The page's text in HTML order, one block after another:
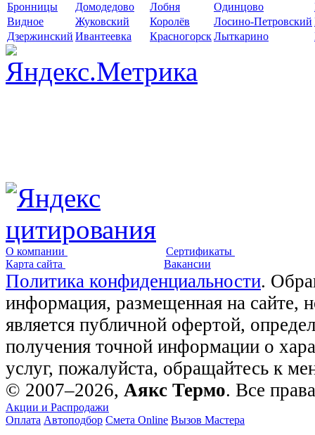
Бронницы
Домодедово Лобня Одинцово
Видное
Жуковский Королёв Лосино-Петровский
Дзержинский Ивантеевка КрасногорскЛыткарино
О компании
Сертификаты
Карта сайта
Вакансии
Политика конфиденциальности.
информация, размещенная на сайте,
является публичной офертой,
получения точной информации о
услуг, пожалуйста, обращайтесь к
© 2007–2026, Аякс Термо. Все
Акции и Распродажи
Оплата Автоподбор Смета Online Вызов Мастера